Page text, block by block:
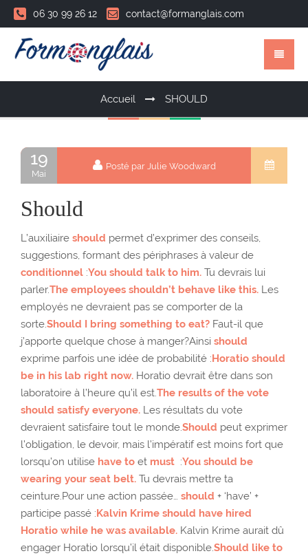
06 30 99 26 12 contact@formanglais.com
Accueil SHOULD
19
Mai
Posté par Julie Woodward
Should
L’auxiliaire should permet d’exprimer des conseils,
suggestions, formant des périphrases à valeur de
conditionnel :You should talk to him. Tu devrais lui
parler.The employees shouldn’t behave like this. Les
employés ne devraient pas se comporter de la
sorte.Should I bring something to eat? Faut-il que
j’apporte quelque chose à manger?Ainsi should
exprime parfois une idée de probabilité :Horatio should
be in his lab right now. Horatio devrait être dans son
laboratoire à l’heure qu’il est.The results of the vote
should satisfy everyone. Les résultats du vote
devraient satisfaire tout le monde.Should peut exprimer
l’obligation, le devoir, mais l’impératif est moins fort que
lorsqu’on utilise have to et must :You should be
wearing your seat belt. Tu devrais mettre ta
ceinture.Pour une action passée… should + ‘have’ +
participe passé :Kalvin Krime should have hired
Horatio while he was available. Kalvin Krime aurait dû
engager Horatio lorsqu’il était disponible.Should like to